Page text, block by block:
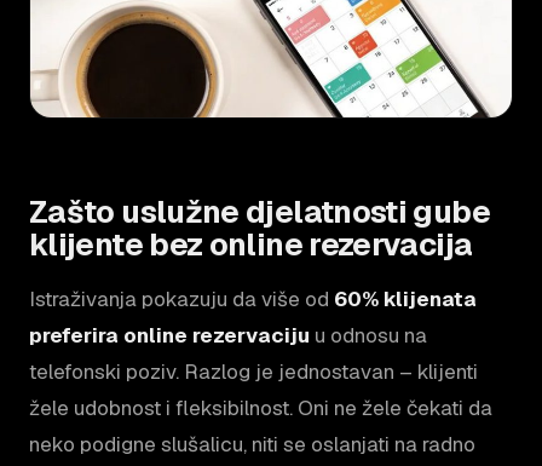
Zašto uslužne djelatnosti gube
klijente bez online rezervacija
Istraživanja pokazuju da više od 60% klijenata
preferira online rezervaciju u odnosu na
telefonski poziv. Razlog je jednostavan – klijenti
žele udobnost i fleksibilnost. Oni ne žele čekati da
neko podigne slušalicu, niti se oslanjati na radno